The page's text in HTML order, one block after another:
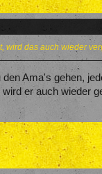
wird das auch wieder
Ama's gehen,
er auch wieder